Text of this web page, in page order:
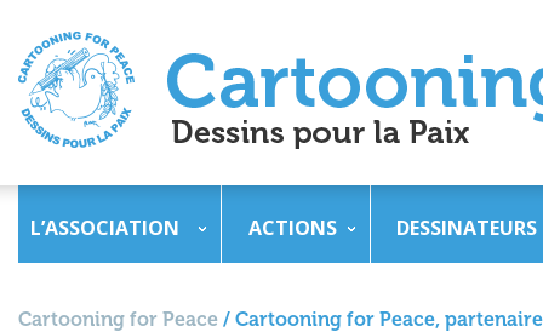
L’ASSOCIATION ACTIONS DESSINATEURS
Cartooning for Peace / Cartooning for Peace, partenaire